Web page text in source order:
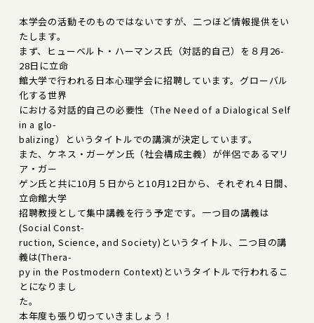
本学会の活動そのものではないですが、二つほど情報提供をい
たします。
まず、ヒューベルト・ハーマンス氏（対話的自己）を８月26-
28日に立命
館大学で行われる日本心理学会に招聘しています。グローバル
化する世界
における対話的自己の必要性（The Need of a Dialogical Self
in a glo-
balizing）というタイトルでの講演が決定しています。
また、ケネス・ガーゲン氏（社会構成主義）が伴侶であるマリ
ア・ガー
ゲン氏と共に10月５日からと10月12日から、それぞれ４日間、
立命館大学
招聘教授として集中講義を行う予定です。一つ目の講義は
(Social Const-
ruction, Science, and Society)というタイトル、二つ目の講
義は(Thera-
py in the Postmodern Context)というタイトルで行われるこ
とになりまし
た。
本年度も張り切っていきましょう！